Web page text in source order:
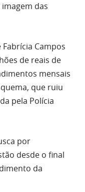
das
Campos
de reais de
mensais
que ruiu
pela Polícia
por
desde o final
da